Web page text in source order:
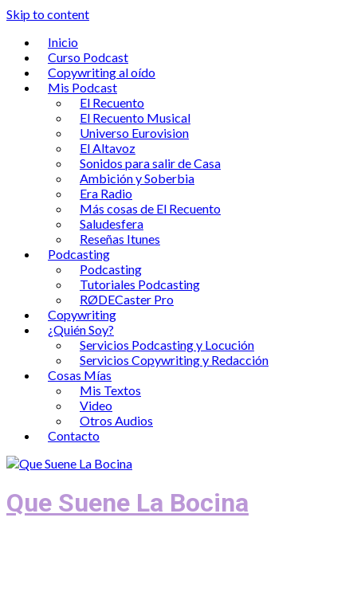
Skip to content
Inicio
Curso Podcast
Copywriting al oído
Mis Podcast
El Recuento
El Recuento Musical
Universo Eurovision
El Altavoz
Sonidos para salir de Casa
Ambición y Soberbia
Era Radio
Más cosas de El Recuento
Saludesfera
Reseñas Itunes
Podcasting
Podcasting
Tutoriales Podcasting
RØDECaster Pro
Copywriting
¿Quién Soy?
Servicios Podcasting y Locución
Servicios Copywriting y Redacción
Cosas Mías
Mis Textos
Video
Otros Audios
Contacto
Que Suene La Bocina